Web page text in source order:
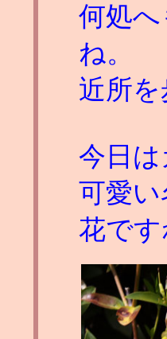
何処
ね。
近所
今日
可愛
花です